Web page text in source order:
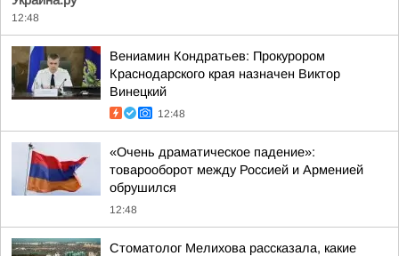
12:48
Вениамин Кондратьев: Прокурором
Краснодарского края назначен Виктор
Винецкий
12:48
«Очень драматическое падение»:
товарооборот между Россией и Арменией
обрушился
12:48
Стоматолог Мелихова рассказала, какие